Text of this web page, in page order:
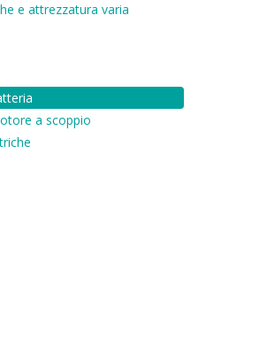
e attrezzatura varia
a scoppio